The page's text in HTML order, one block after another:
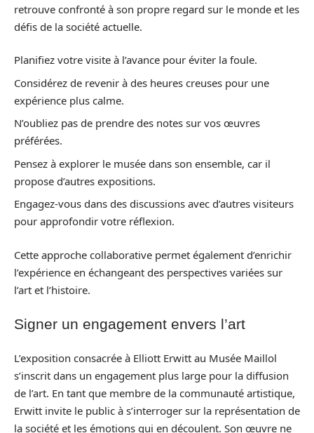
retrouve confronté à son propre regard sur le monde et les
défis de la société actuelle.
Planifiez votre visite à l’avance pour éviter la foule.
Considérez de revenir à des heures creuses pour une
expérience plus calme.
N’oubliez pas de prendre des notes sur vos œuvres
préférées.
Pensez à explorer le musée dans son ensemble, car il
propose d’autres expositions.
Engagez-vous dans des discussions avec d’autres visiteurs
pour approfondir votre réflexion.
Cette approche collaborative permet également d’enrichir
l’expérience en échangeant des perspectives variées sur
l’art et l’histoire.
Signer un engagement envers l’art
L’exposition consacrée à Elliott Erwitt au Musée Maillol
s’inscrit dans un engagement plus large pour la diffusion
de l’art. En tant que membre de la communauté artistique,
Erwitt invite le public à s’interroger sur la représentation de
la société et les émotions qui en découlent. Son œuvre ne